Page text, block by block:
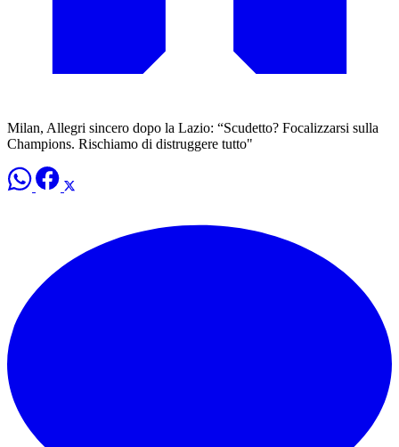
Milan, Allegri sincero dopo la Lazio: “Scudetto? Focalizzarsi sulla
Champions. Rischiamo di distruggere tutto"